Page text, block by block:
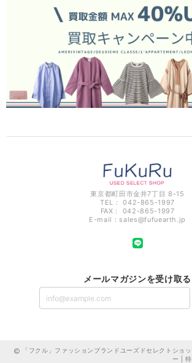
東京都町田市金井7丁目 8-15
TEL： 042-865-1997
FAX： 042-865-1997
E-mail： sales@fufuearth.jp
メールマガジンを受け取る
「フクル」ファッションブランドユーズドセレクトショ
ー
|